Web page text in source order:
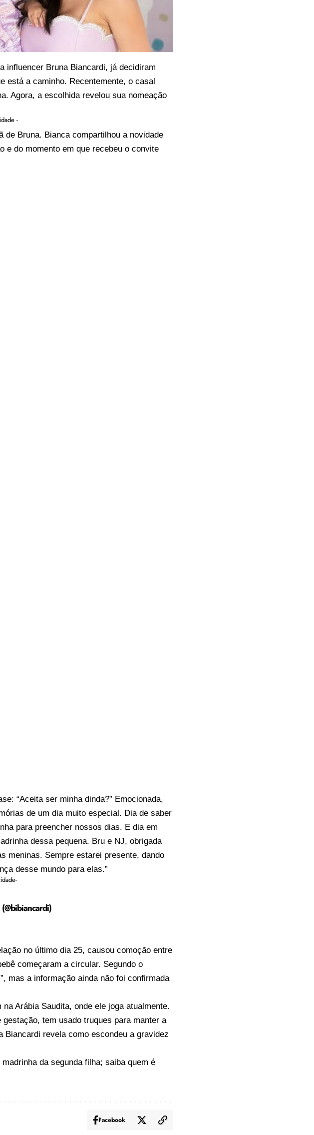
influencer Bruna Biancardi, já decidiram
está a caminho. Recentemente, o casal
Agora, a escolhida revelou sua nomeação
-
de Bruna. Bianca compartilhou a novidade
e do momento em que recebeu o convite
“Aceita ser minha dinda?” Emocionada,
de um dia muito especial. Dia de saber
para preencher nossos dias. E dia em
dessa pequena. Bru e NJ, obrigada
meninas. Sempre estarei presente, dando
desse mundo para elas.”
no último dia 25, causou comoção entre
começaram a circular. Segundo o
mas a informação ainda não foi confirmada
Arábia Saudita, onde ele joga atualmente.
tem usado truques para manter a
revela como escondeu a gravidez
da segunda filha; saiba quem é
Facebook